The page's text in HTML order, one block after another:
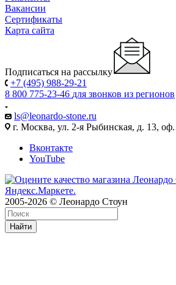
Вакансии
Сертификаты
Карта сайта
Подписаться на рассылку
+7 (495) 988-29-21
8 800 775-23-46 для звонков из регионов
ls@leonardo-stone.ru
г. Москва, ул. 2-я Рыбинская, д. 13,
Вконтакте
YouTube
2005-2026 © Леонардо Стоун
Найти